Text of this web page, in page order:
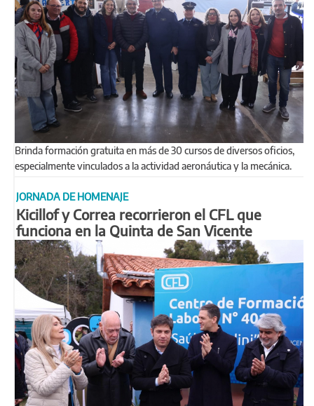
Brinda formación gratuita en más de 30 cursos de diversos oficios,
especialmente vinculados a la actividad aeronáutica y la mecánica.
JORNADA DE HOMENAJE
Kicillof y Correa recorrieron el CFL que
funciona en la Quinta de San Vicente